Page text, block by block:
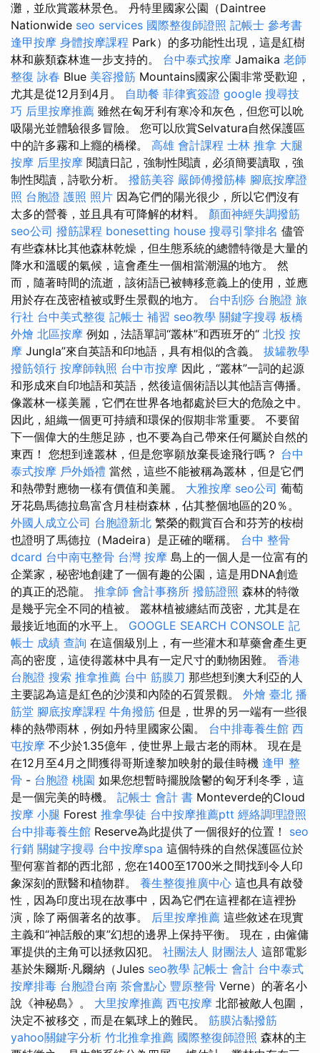
灘，並欣賞叢林景色。 丹特里國家公園（Daintree
Nationwide seo services 國際整復師證照 記帳士 參考書
逢甲按摩 身體按摩課程 Park）的多功能性出現，這是紅樹
林和蕨類森林進一步支持的。 台中泰式按摩 Jamaika 老師
整復 詠春 Blue 美容撥筋 Mountains國家公園非常受歡迎，
尤其是從12月到4月。 自助餐 菲律賓簽證 google 搜尋技
巧 后里按摩推薦 雖然在匈牙利有寒冷和灰色，但您可以吮
吸陽光並體驗很多冒險。 您可以欣賞Selvatura自然保護區
中的許多霧和上癮的橋樑。 高雄 會計課程 士林 推拿 大腿
按摩 后里按摩 閱讀日記，強制性閱讀，必須簡要讀取，強
制性閱讀，詩歌分析。 撥筋美容 嚴師傅撥筋棒 腳底按摩證
照 台胞證 護照 照片 因為它們的陽光很少，所以它們沒有
太多的營養，並且具有可降解的材料。 顏面神經失調撥筋
seo公司 撥筋課程 bonesetting house 搜尋引擎排名 儘管
有些森林比其他森林乾燥，但生態系統的總體特徵是大量的
降水和溫暖的氣候，這會產生一個相當潮濕的地方。 然
而，隨著時間的流逝，該術語已被轉移意義上的使用，並應
用於存在茂密植被或野生景觀的地方。 台中刮痧 台胞證 旅
行社 台中美式整復 記帳士 補習 seo教學 關鍵字搜尋 板橋
外燴 北區按摩 例如，法語單詞“叢林”和西班牙的“ 北投 按
摩 Jungla”來自英語和印地語，具有相似的含義。 拔罐教學
撥筋領行 按摩師執照 台中市按摩 因此，“叢林”一詞的起源
和形成來自印地語和英語，然後這個術語以其他語言傳播。
像叢林一樣美麗，它們在世界各地都處於巨大的危險之中。
因此，組織一個更可持續和環保的假期非常重要。 不要留
下一個偉大的生態足跡，也不要為自己帶來任何屬於自然的
東西！ 您想到達叢林，但是您寧願放棄長途飛行嗎？ 台中
泰式按摩 戶外婚禮 當然，這些不能被稱為叢林，但是它們
和熱帶對應物一樣有價值和美麗。 大雅按摩 seo公司 葡萄
牙花島馬德拉島富含月桂樹森林，佔其整個地區的20％。
外國人成立公司 台胞證新北 繁榮的觀賞百合和芬芳的桉樹
也證明了馬德拉（Madeira）是正確的暱稱。 台中 整骨
dcard 台中南屯整骨 台灣 按摩 島上的一個人是一位富有的
企業家，秘密地創建了一個有趣的公園，這是用DNA創造
的真正的恐龍。 推拿師 會計事務所 撥筋證照 森林的特徵
是幾乎完全不同的植被。 叢林植被纏結而茂密，尤其是在
最接近地面的水平上。 GOOGLE SEARCH CONSOLE 記
帳士 成績 查詢 在這個級別上，有一些灌木和草藥會產生更
高的密度，這使得叢林中具有一定尺寸的動物困難。 香港
台胞證 搜索 推拿推薦 台中 筋膜刀 那些想到澳大利亞的人
主要認為這是紅色的沙漠和內陸的石質景觀。 外燴 臺北 播
筋堂 腳底按摩課程 牛角撥筋 但是，世界的另一端有一些很
棒的熱帶雨林，例如丹特里國家公園。 台中排毒養生館 西
屯按摩 不少於1.35億年，使世界上最古老的雨林。 現在是
在12月至4月之間獲得哥斯達黎加映射的最佳時機 逢甲 整
骨 - 台胞證 桃園 如果您想暫時擺脫陰鬱的匈牙利冬季，這
是一個完美的時機。 記帳士 會計 書 Monteverde的Cloud
按摩 小腿 Forest 推拿學徒 台中按摩推薦ptt 經絡調理證照
台中排毒養生館 Reserve為此提供了一個很好的位置！ seo
行銷 關鍵字搜尋 台中按摩spa 這個特殊的自然保護區位於
聖何塞首都的西北部，您在1400至1700米之間找到令人印
象深刻的獸醫和植物群。 養生整復推廣中心 這也具有啟發
性，因為印度出現在故事​​中，因為它們在這裡都在這裡扮
演，除了兩個著名的故事。 后里按摩推薦 這些敘述在現實
主義和“神話般的東”幻想的邊界上保持平衡。 現在，由僱傭
軍提供的主角可以拯救囚犯。 社團法人 財團法人 這部電影
基於朱爾斯·凡爾納（Jules seo教學 記帳士 會計 台中泰式
按摩排毒 台胞證台南 茶會點心 豐原整骨 Verne）的著名小
說《神秘島》。 大里按摩推薦 西屯按摩 北部被敵人包圍，
決定不被移交，而是在氣球上的難民。 筋膜沾黏撥筋
yahoo關鍵字分析 竹北推拿推薦 國際整復師證照 森林的主